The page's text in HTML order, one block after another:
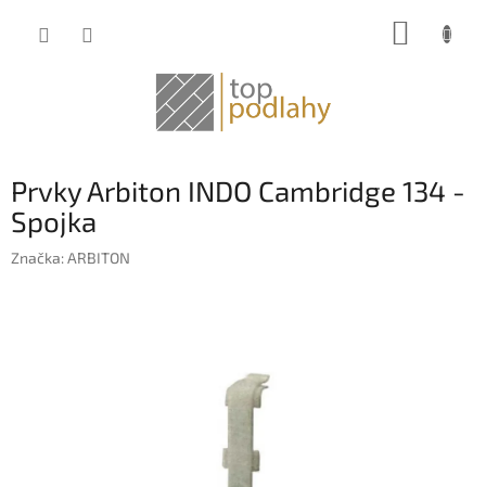
Prvky Arbiton INDO Cambridge 134 -
Spojka
Značka:ARBITON